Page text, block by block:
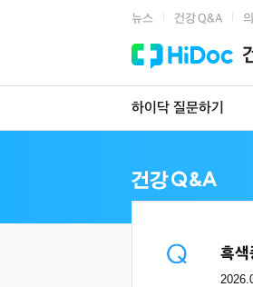
뉴스 건강 Q&A
하이닥 질문하기
흑색